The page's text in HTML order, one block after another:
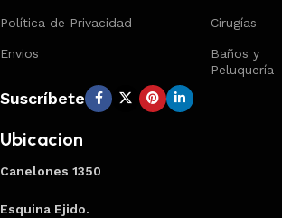
Política de Privacidad
Envios
Cirugías
Baños y
Peluquería
Suscríbete
Ubicacion
Canelones 1350
Esquina Ejido.